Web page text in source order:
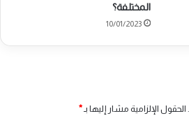
المختلفة؟
10/01/2023
الحقول الإلزامية مشار إليها بـ *